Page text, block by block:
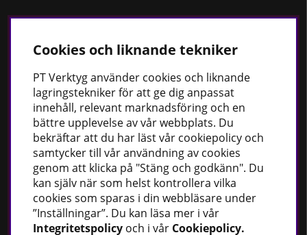
Håll dig uppdaterad
Nyheter
Guider
Facebook
Instagram
PT Verktyg AB
Stationsvägen 30
541 77 Skövde
Cookies och liknande tekniker
PTVerktyg använder cookies och liknande
lagringstekniker för att ge dig anpassat
innehåll, relevant marknadsföring och en
bättre upplevelse av vår webbplats. Du
bekräftar att du har läst vår cookiepolicy och
samtycker till vår användning av cookies
genom att klicka på "Stäng och godkänn". Du
kan själv när som helst kontrollera vilka
cookies som sparas i din webbläsare under
”Inställningar”. Du kan läsa mer i vår
Integritetspolicy och i vår Cookiepolicy.